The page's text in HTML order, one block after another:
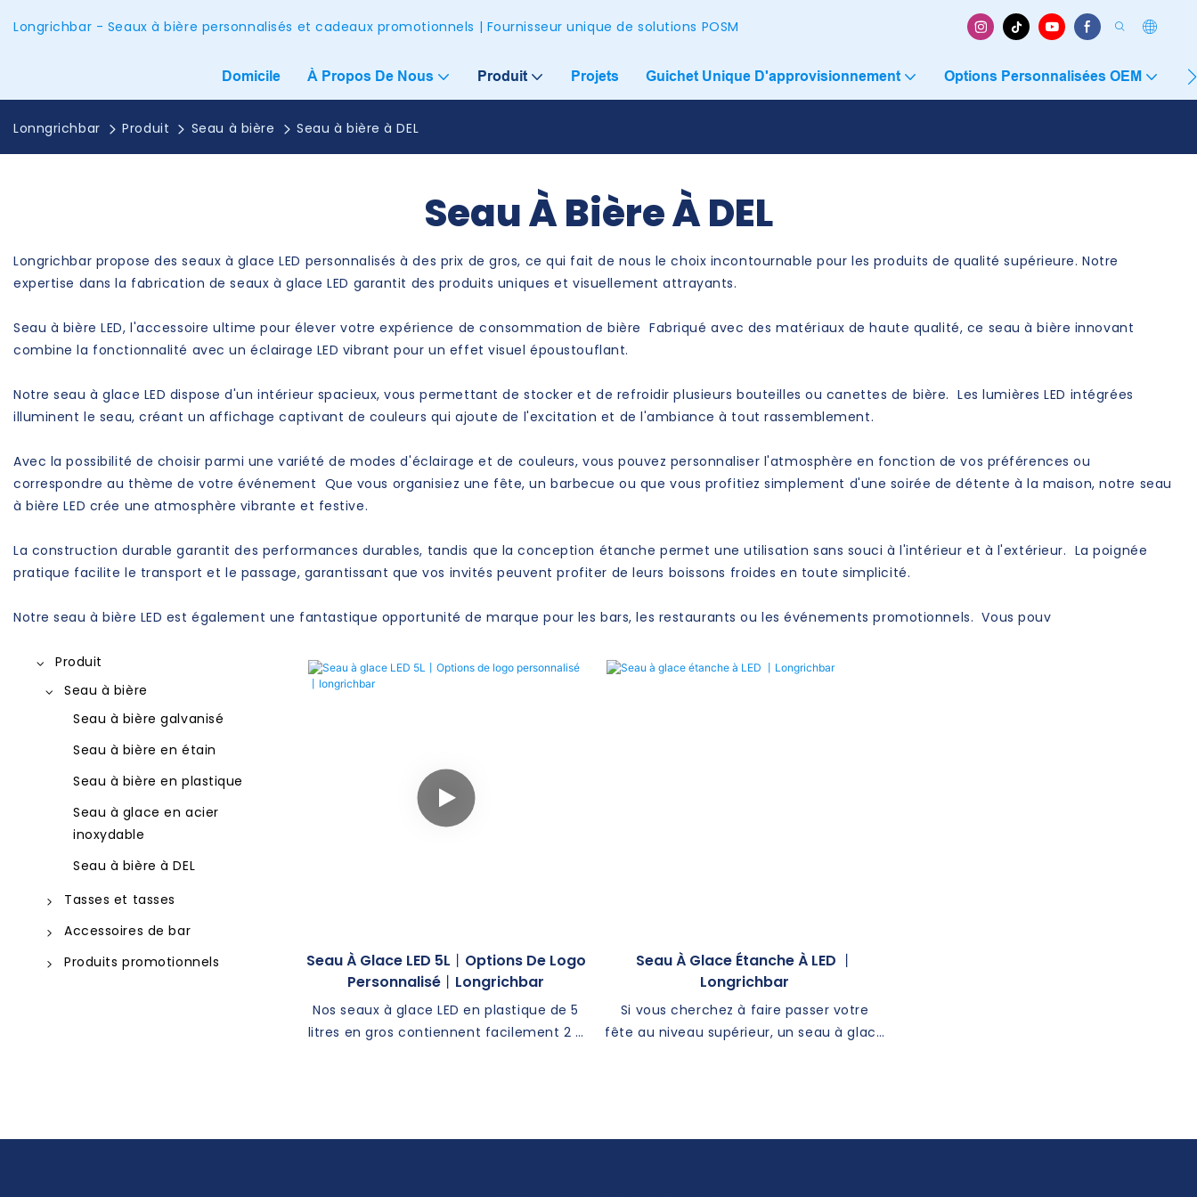
Longrichbar - Seaux à bière personnalisés et cadeaux promotionnels | Fournisseur unique de solutions POSM
Domicile À Propos De Nous Produit Projets Guichet Unique D'approvisionnement Options Personnalisées OEM
Lonngrichbar Produit Seau à bière Seau à bière à DEL
Seau À Bière À DEL
Longrichbar propose des seaux à glace LED personnalisés à des prix de gros, ce qui fait de nous le choix incontournable pour les produits de qualité supérieure. Notre
expertise dans la fabrication de seaux à glace LED garantit des produits uniques et visuellement attrayants.
Seau à bière LED, l'accessoire ultime pour élever votre expérience de consommation de bière Fabriqué avec des matériaux de haute qualité, ce seau à bière innovant
combine la fonctionnalité avec un éclairage LED vibrant pour un effet visuel époustouflant.
Notre seau à glace LED dispose d'un intérieur spacieux, vous permettant de stocker et de refroidir plusieurs bouteilles ou canettes de bière. Les lumières LED intégrées
illuminent le seau, créant un affichage captivant de couleurs qui ajoute de l'excitation et de l'ambiance à tout rassemblement.
Avec la possibilité de choisir parmi une variété de modes d'éclairage et de couleurs, vous pouvez personnaliser l'atmosphère en fonction de vos préférences ou
correspondre au thème de votre événement Que vous organisiez une fête, un barbecue ou que vous profitiez simplement d'une soirée de détente à la maison, notre seau
à bière LED crée une atmosphère vibrante et festive.
La construction durable garantit des performances durables, tandis que la conception étanche permet une utilisation sans souci à l'intérieur et à l'extérieur. La poignée
pratique facilite le transport et le passage, garantissant que vos invités peuvent profiter de leurs boissons froides en toute simplicité.
Notre seau à bière LED est également une fantastique opportunité de marque pour les bars, les restaurants ou les événements promotionnels. Vous pouv
Produit
Seau à bière
Seau à bière galvanisé
Seau à bière en étain
Seau à bière en plastique
Seau à glace en acier
inoxydable
Seau à bière à DEL
Tasses et tasses
Tasses en aluminium
Tasse en acier inoxydable
Accessoires de bar
Ouvre-bouteille
Produits promotionnels
Seau À Glace LED 5L丨Options De Logo
Personnalisé丨longrichbar
Nos seaux à glace LED en plastique de 5
litres en gros contiennent facilement 2 à
personnalisables, il ajoute une touche de
Seau À Glace Étanche À LED 丨
Longrichbar
Si vous cherchez à faire passer votre
fête au niveau supérieur, un seau à glace
mais ils ajoutent également une touche